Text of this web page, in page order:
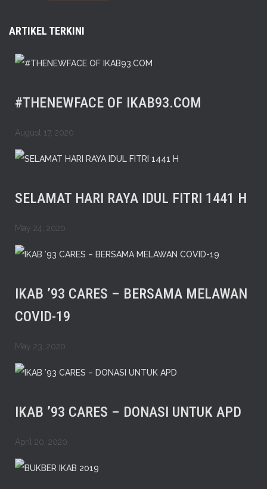
ARTIKEL TERKINI
#THENEWFACE OF IKAB93.COM
August 17, 2020
SELAMAT HARI RAYA IDUL FITRI 1441 H
May 24, 2020
IKAB ’93 CARES – BERSAMA MELAWAN
COVID-19
May 23, 2020
IKAB ’93 CARES – DONASI UNTUK APD
April 20, 2020